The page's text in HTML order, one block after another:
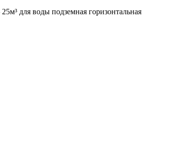
для воды подземная горизонтальная